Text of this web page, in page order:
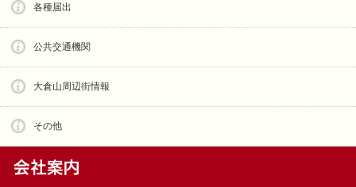
各種届出
公共交通機関
大倉山周辺街情報
その他